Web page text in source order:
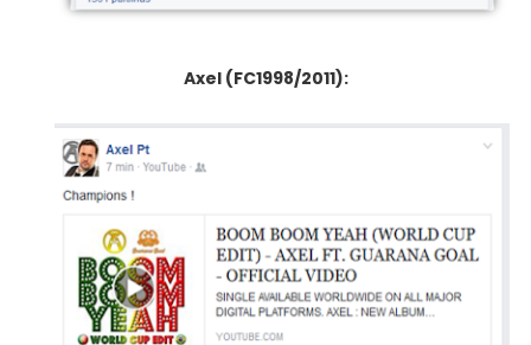
Axel (FC1998/2011):